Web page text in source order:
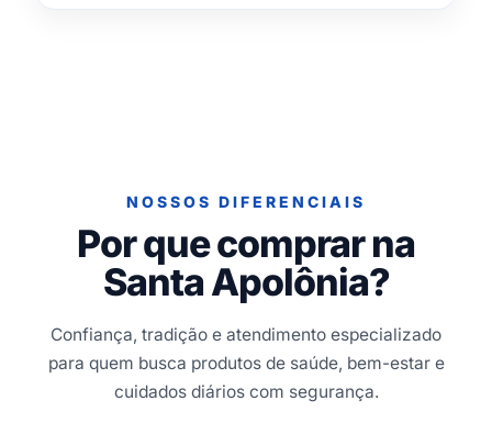
NOSSOS DIFERENCIAIS
Por que comprar na
Santa Apolônia?
Confiança, tradição e atendimento especializado
para quem busca produtos de saúde, bem-estar e
cuidados diários com segurança.